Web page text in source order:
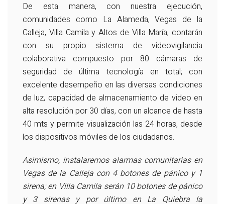
De esta manera, con nuestra ejecución,
comunidades como La Alameda, Vegas de la
Calleja, Villa Camila y Altos de Villa María, contarán
con su propio sistema de videovigilancia
colaborativa compuesto por 80 cámaras de
seguridad de última tecnología en total; con
excelente desempeño en las diversas condiciones
de luz, capacidad de almacenamiento de video en
alta resolución por 30 días, con un alcance de hasta
40 mts y permite visualización las 24 horas, desde
los dispositivos móviles de los ciudadanos.
Asimismo, instalaremos alarmas comunitarias en
Vegas de la Calleja con 4 botones de pánico y 1
sirena; en Villa Camila serán 10 botones de pánico
y 3 sirenas y por último en La Quiebra la